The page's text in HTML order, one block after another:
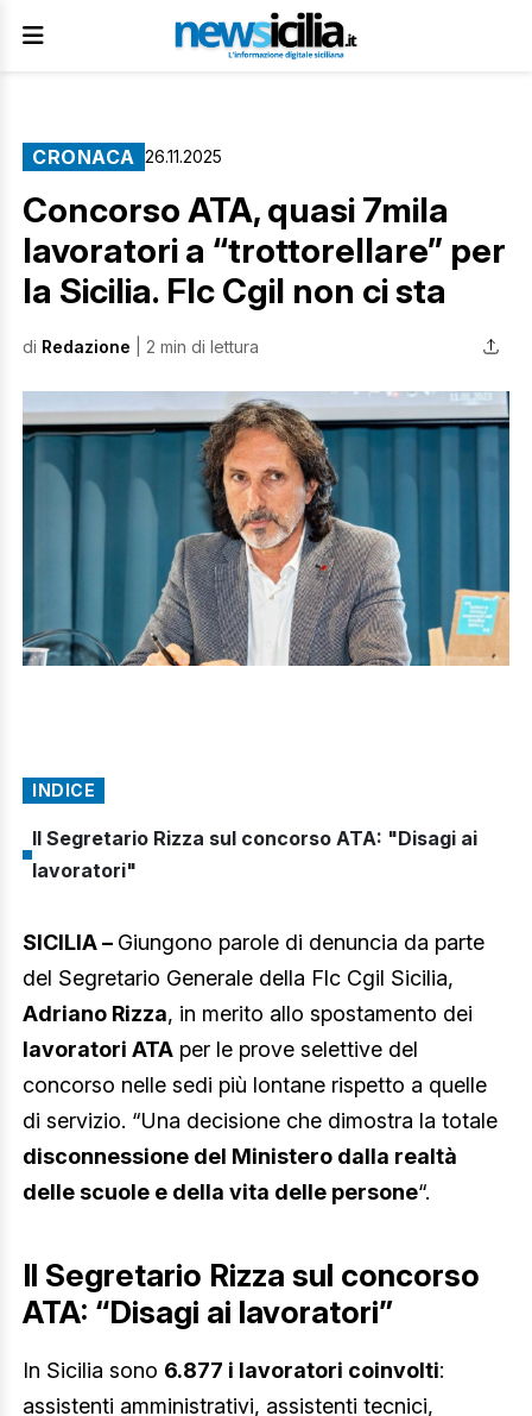
CRONACA 26.11.2025
Concorso ATA, quasi 7mila
lavoratori a “trottorellare” per
la Sicilia. Flc Cgil non ci sta
di Redazione | 2 min di lettura
INDICE
Il Segretario Rizza sul concorso ATA: "Disagi ai
lavoratori"
SICILIA – Giungono parole di denuncia da parte
del Segretario Generale della Flc Cgil Sicilia,
Adriano Rizza, in merito allo spostamento dei
lavoratori ATA per le prove selettive del
concorso nelle sedi più lontane rispetto a quelle
di servizio. “Una decisione che dimostra la totale
disconnessione del Ministero dalla realtà
delle scuole e della vita delle persone“.
Il Segretario Rizza sul concorso
ATA: “Disagi ai lavoratori”
In Sicilia sono 6.877 i lavoratori coinvolti:
assistenti amministrativi, assistenti tecnici,